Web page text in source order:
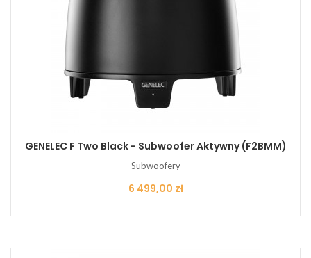
GENELEC F Two Black - Subwoofer Aktywny (F2BMM)
Subwoofery
Cena
6 499,00 zł